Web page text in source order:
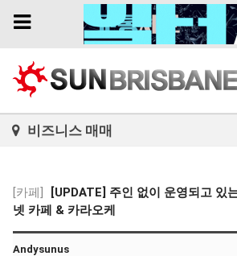
Toggle
비즈니스 매매
[카페]
[UPDATE] 주인 없이 운영되고 있
넷 카페 & 카라오케
Andysunus